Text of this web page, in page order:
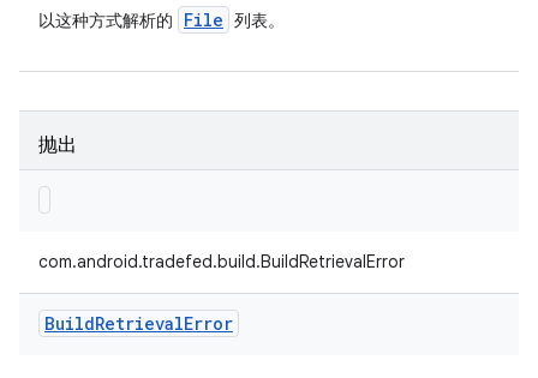
以这种方式解析的 File 列表。
抛出
com.android.tradefed.build.BuildRetrievalError
BuildRetrievalError